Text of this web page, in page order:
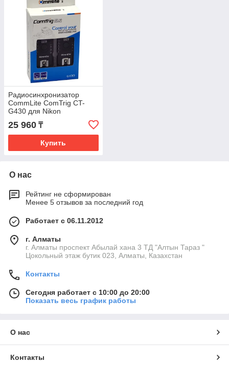
Радиосинхронизатор
CommLite ComTrig CT-
G430 для Nikon
25 960 ₸
Купить
О нас
Рейтинг не сформирован
Менее 5 отзывов за последний год
Работает с 06.11.2012
г. Алматы
г. Алматы проспект Абылай хана 3 ТД "Алтын Тараз "
Цокольный этаж бутик 023, Алматы, Казахстан
Контакты
Сегодня работает с 10:00 до 20:00
Показать весь график работы
О нас
Контакты